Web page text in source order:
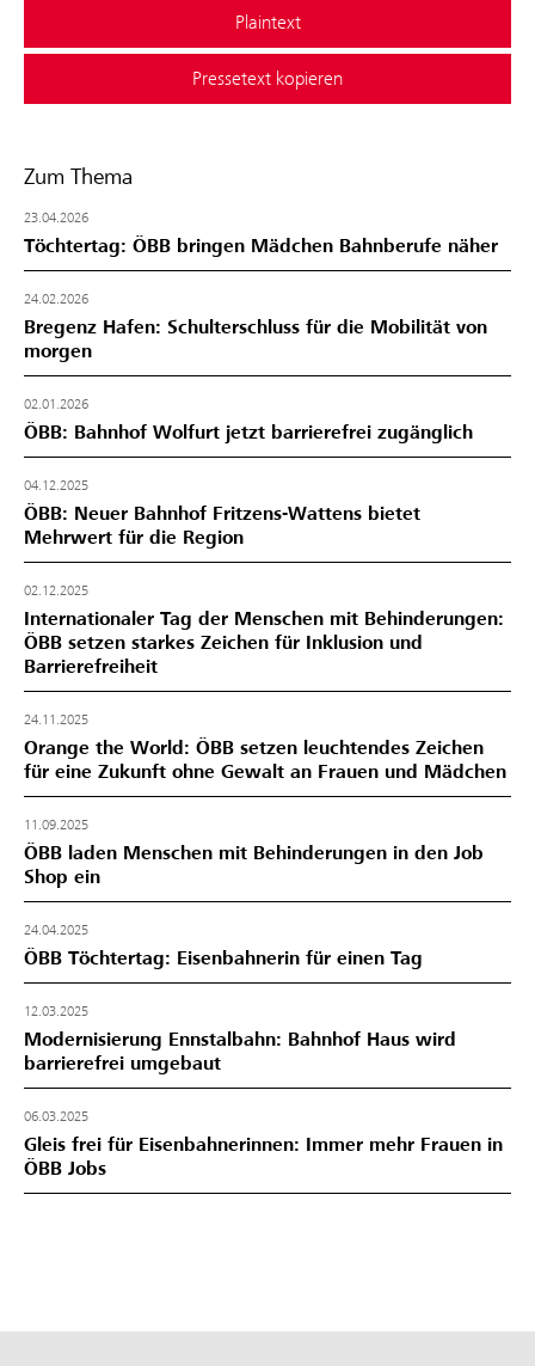
Plaintext
Pressetext kopieren
Zum Thema
23.04.2026
Töchtertag: ÖBB bringen Mädchen Bahnberufe näher
24.02.2026
Bregenz Hafen: Schulterschluss für die Mobilität von
morgen
02.01.2026
ÖBB: Bahnhof Wolfurt jetzt barrierefrei zugänglich
04.12.2025
ÖBB: Neuer Bahnhof Fritzens-Wattens bietet
Mehrwert für die Region
02.12.2025
Internationaler Tag der Menschen mit Behinderungen:
ÖBB setzen starkes Zeichen für Inklusion und
Barrierefreiheit
24.11.2025
Orange the World: ÖBB setzen leuchtendes Zeichen
für eine Zukunft ohne Gewalt an Frauen und Mädchen
11.09.2025
ÖBB laden Menschen mit Behinderungen in den Job
Shop ein
24.04.2025
ÖBB Töchtertag: Eisenbahnerin für einen Tag
12.03.2025
Modernisierung Ennstalbahn: Bahnhof Haus wird
barrierefrei umgebaut
06.03.2025
Gleis frei für Eisenbahnerinnen: Immer mehr Frauen in
ÖBB Jobs